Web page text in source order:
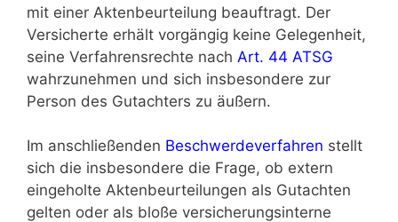
mit einer Aktenbeurteilung beauftragt. Der
Versicherte erhält vorgängig keine Gelegenheit,
seine Verfahrensrechte nach Art. 44 ATSG
wahrzunehmen und sich insbesondere zur
Person des Gutachters zu äußern.
Im anschließenden Beschwerdeverfahren stellt
sich die insbesondere die Frage, ob extern
eingeholte Aktenbeurteilungen als Gutachten
gelten oder als bloße versicherungsinterne